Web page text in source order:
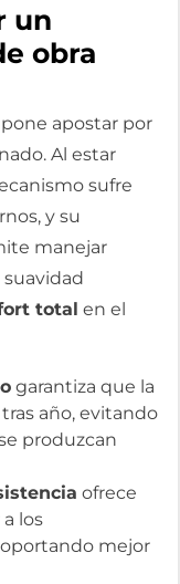
un
obra
apostar por
Al estar
sufre
y su
manejar
suavidad
total en el
garantiza que la
año, evitando
produzcan
ofrece
los
mejor